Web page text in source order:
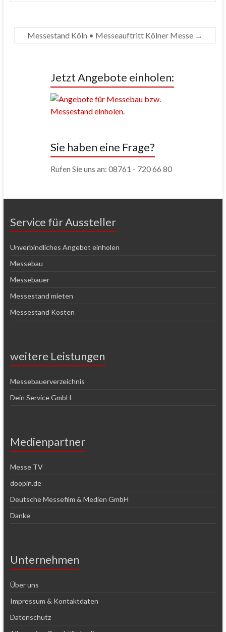
Messestand Köln • Messeauftritt Kölner Messe →
Jetzt Angebote einholen:
Sie haben eine Frage?
Rufen Sie uns an: 08761 - 720 66 80
Service für Aussteller
Unverbindliches Angebot einholen
Messebau
Messebauer
Messestand mieten
Messestand Kosten
weitere Leistungen
Messebauerverzeichnis
Dein Service GmbH
Medienpartner
Messe TV
doopin.de
Deutsche Messefilm & Medien GmbH
Danke
Unternehmen
Über uns
Impressum & Kontaktdaten
Datenschutz